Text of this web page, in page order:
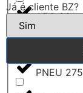
ARO 22
PNEU 275
Já é cliente BZ?